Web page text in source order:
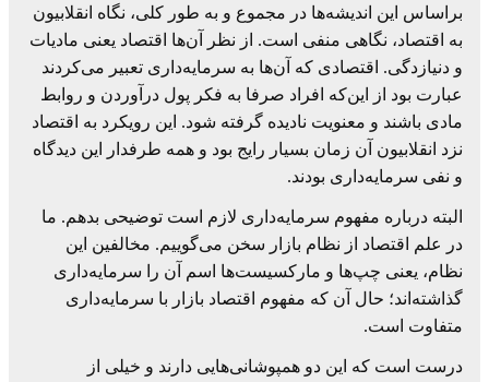
براساس این اندیشه‌ها در مجموع و به طور کلی، نگاه انقلابیون
به اقتصاد، نگاهی منفی است. از نظر آن‌ها اقتصاد یعنی مادیات
و دنیازدگی. اقتصادی که آن‌ها به سرمایه‌داری تعبیر می‌کردند
عبارت بود از این‌که افراد صرفا به فکر پول درآوردن و روابط
مادی باشند و معنویت نادیده گرفته شود. این رویکرد به اقتصاد
نزد انقلابیون آن زمان بسیار رایج بود و همه طرفدار این دیدگاه
و نفی سرمایه‌داری بودند.
البته درباره مفهوم سرمایه‌داری لازم است توضیحی بدهم. ما
در علم اقتصاد از نظام بازار سخن می‌گوییم. مخالفین این
نظام، یعنی چپ‌ها و مارکسیست‌ها اسم آن را سرمایه‌داری
گذاشته‌اند؛ حال آن که مفهوم اقتصاد بازار با سرمایه‌داری
متفاوت است.
درست است که این دو همپوشانی‌هایی دارند و خیلی از